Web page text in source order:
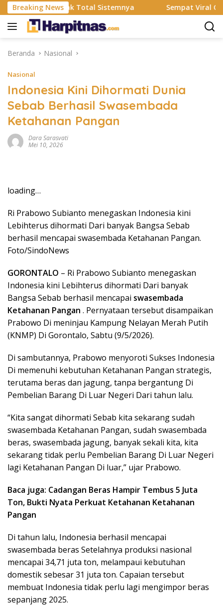
Langsung
ke
konten
Breaking News
Rombak Total Sistemnya Sempat Viral Gaya
Beranda Nasional
Nasional
Indonesia Kini Dihormati Dunia
Sebab Berhasil Swasembada
Ketahanan Pangan
Dara Sarasvati
Mei 10, 2026
loading…
Ri Prabowo Subianto menegaskan Indonesia kini
Lebihterus dihormati Dari banyak Bangsa Sebab
berhasil mencapai swasembada Ketahanan Pangan.
Foto/SindoNews
GORONTALO – Ri Prabowo Subianto menegaskan
Indonesia kini Lebihterus dihormati Dari banyak
Bangsa Sebab berhasil mencapai swasembada
Ketahanan Pangan . Pernyataan tersebut disampaikan
Prabowo Di meninjau Kampung Nelayan Merah Putih
(KNMP) Di Gorontalo, Sabtu (9/5/2026).
Di sambutannya, Prabowo menyoroti Sukses Indonesia
Di memenuhi kebutuhan Ketahanan Pangan strategis,
terutama beras dan jagung, tanpa bergantung Di
Pembelian Barang Di Luar Negeri Dari tahun lalu.
“Kita sangat dihormati Sebab kita sekarang sudah
swasembada Ketahanan Pangan, sudah swasembada
beras, swasembada jagung, banyak sekali kita, kita
sekarang tidak perlu Pembelian Barang Di Luar Negeri
lagi Ketahanan Pangan Di luar,” ujar Prabowo.
Baca juga: Cadangan Beras Hampir Tembus 5 Juta
Ton, Bukti Nyata Perkuat Ketahanan Ketahanan
Pangan
Di tahun lalu, Indonesia berhasil mencapai
swasembada beras Setelahnya produksi nasional
mencapai 34,71 juta ton, melampaui kebutuhan
domestik sebesar 31 juta ton. Capaian tersebut
membuat Indonesia tidak perlu lagi mengimpor beras
sepanjang 2025.